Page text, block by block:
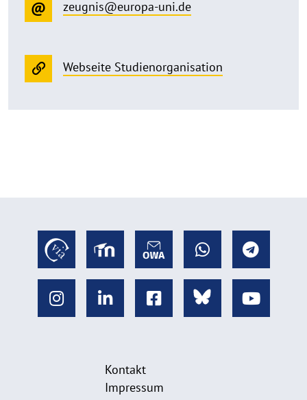
zeugnis@europa-uni.de
Webseite Studienorganisation
Kontakt
Impressum